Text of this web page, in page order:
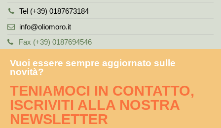
Tel (+39) 0187673184
info@oliomoro.it
Fax (+39) 0187694546
Vuoi essere sempre aggiornato sulle
novità?
TENIAMOCI IN CONTATTO,
ISCRIVITI ALLA NOSTRA
NEWSLETTER